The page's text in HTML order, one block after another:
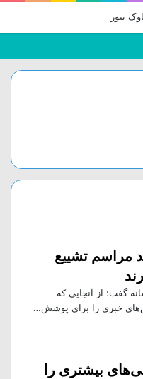
مراسم تشییع
گفت: از آنجایی که
خبری را برای پوشش…
بیشتری را